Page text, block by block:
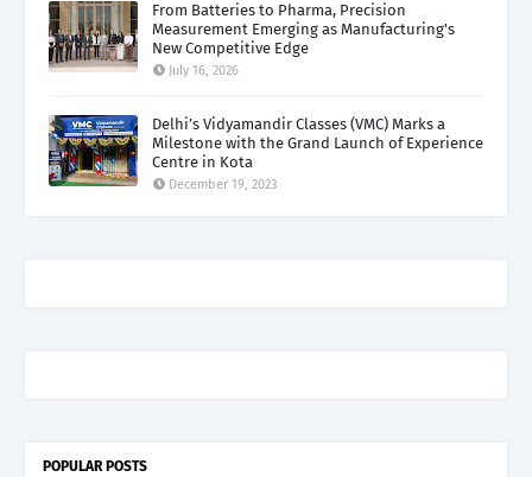
From Batteries to Pharma, Precision
Measurement Emerging as Manufacturing's
New Competitive Edge
July 16, 2026
Delhi’s Vidyamandir Classes (VMC) Marks a
Milestone with the Grand Launch of Experience
Centre in Kota
December 19, 2023
POPULAR POSTS